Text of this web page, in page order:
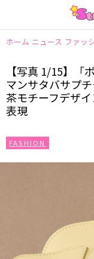
ホーム ニュース ファッ
【写真 1/15】「
マンサタバサプ
茶モチーフデザ
表現
FASHION